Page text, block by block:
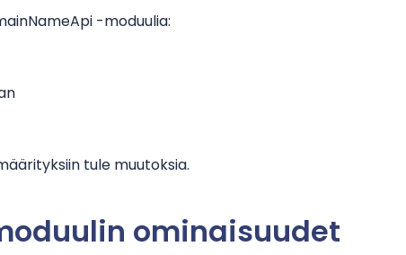
-moduulia:
tule muutoksia.
ominaisuudet